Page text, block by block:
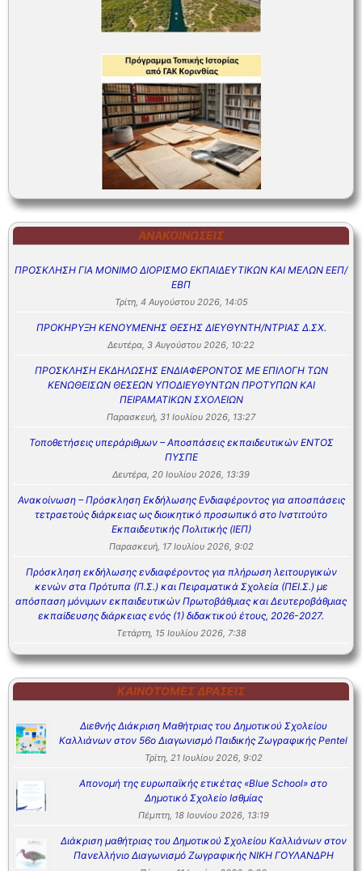
ΑΝΑΚΟΙΝΏΣΕΙΣ
ΠΡΟΣΚΛΗΣΗ ΓΙΑ ΜΟΝΙΜΟ ΔΙΟΡΙΣΜΟ ΕΚΠΑΙΔΕΥΤΙΚΩΝ ΚΑΙ ΜΕΛΩΝ ΕΕΠ/
ΕΒΠ
Τρίτη, 4 Αυγούστου 2026, 14:05
ΠΡΟΚΗΡΥΞΗ ΚΕΝΟΥΜΕΝΗΣ ΘΕΣΗΣ ΔΙΕΥΘΥΝΤΗ/ΝΤΡΙΑΣ Δ.ΣΧ.
Δευτέρα, 3 Αυγούστου 2026, 10:22
ΠΡΟΣΚΛΗΣΗ ΕΚΔΗΛΩΣΗΣ ΕΝΔΙΑΦΕΡΟΝΤΟΣ ΜΕ ΕΠΙΛΟΓΗ ΤΩΝ
ΚΕΝΩΘΕΙΣΩΝ ΘΕΣΕΩΝ ΥΠΟΔΙΕΥΘΥΝΤΩΝ ΠΡΟΤΥΠΩΝ ΚΑΙ
ΠΕΙΡΑΜΑΤΙΚΩΝ ΣΧΟΛΕΙΩΝ
Παρασκευή, 31 Ιουλίου 2026, 13:27
Τοποθετήσεις υπεράριθμων – Αποσπάσεις εκπαιδευτικών ΕΝΤΟΣ
ΠΥΣΠΕ
Δευτέρα, 20 Ιουλίου 2026, 13:39
Ανακοίνωση – Πρόσκληση Εκδήλωσης Ενδιαφέροντος για αποσπάσεις
τετραετούς διάρκειας ως διοικητικό προσωπικό στο Ινστιτούτο
Εκπαιδευτικής Πολιτικής (ΙΕΠ)
Παρασκευή, 17 Ιουλίου 2026, 9:02
Πρόσκληση εκδήλωσης ενδιαφέροντος για πλήρωση λειτουργικών
κενών στα Πρότυπα (Π.Σ.) και Πειραματικά Σχολεία (ΠΕΙ.Σ.) με
απόσπαση μόνιμων εκπαιδευτικών Πρωτοβάθμιας και Δευτεροβάθμιας
εκπαίδευσης διάρκειας ενός (1) διδακτικού έτους, 2026-2027.
Τετάρτη, 15 Ιουλίου 2026, 7:38
ΚΑΙΝΟΤΌΜΕΣ ΔΡΆΣΕΙΣ
Διεθνής Διάκριση Μαθήτριας του Δημοτικού Σχολείου
Καλλιάνων στον 56ο Διαγωνισμό Παιδικής Ζωγραφικής Pentel
Τρίτη, 21 Ιουλίου 2026, 9:02
Απονομή της ευρωπαϊκής ετικέτας «Blue School» στο
Δημοτικό Σχολείο Ισθμίας
Πέμπτη, 18 Ιουνίου 2026, 13:19
Διάκριση μαθήτριας του Δημοτικού Σχολείου Καλλιάνων στον
Πανελλήνιο Διαγωνισμό Ζωγραφικής ΝΙΚΗ ΓΟΥΛΑΝΔΡΗ